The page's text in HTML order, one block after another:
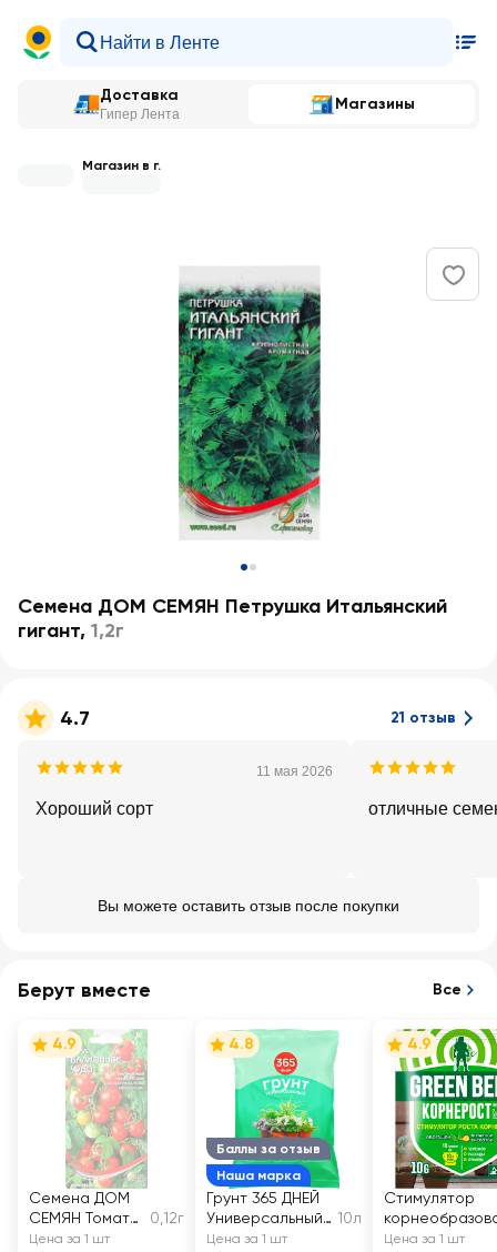
Доставка
Гипер Лента
Магазины
Магазин в г.
Семена ДОМ СЕМЯН Петрушка Итальянский
гигант, 1,2г
4.7 21 отзыв
11 мая 2026
Хороший сорт отличные
Вы можете оставить отзыв после покупки
Берут вместе Все
4.9
Семена ДОМ
СЕМЯН Томат
Балконное
0,12г
Цена за 1 шт
Баллы за отзыв
Наша марка
4.8
Грунт 365 ДНЕЙ
Универсальный
2
10л
Цена за 1 шт
4.9
Стимулятор
ия ГРИН БЭЛТ
Цена за 1 шт